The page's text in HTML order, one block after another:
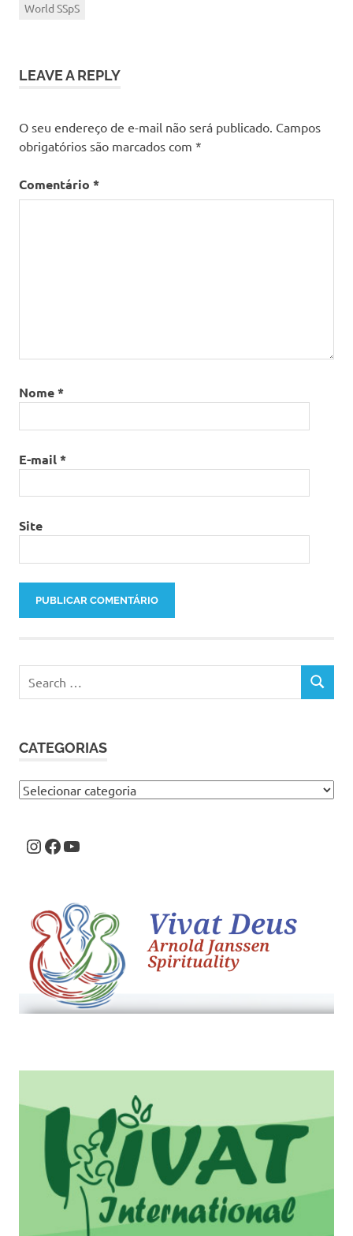
World SSpS
LEAVE A REPLY
O seu endereço de e-mail não será publicado. Campos
obrigatórios são marcados com *
Comentário *
Nome*
E-mail*
Site
SEARCH
CATEGORIAS
Categorias
Instagram
Facebook
Youtube